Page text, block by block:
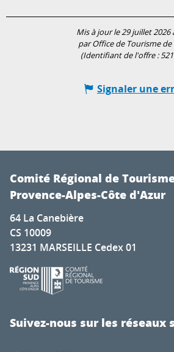
Mis à jour le 29 juillet 2026
par Office de Tourisme de
(Identifiant de l'offre :
Signaler une
Comité Régional de
Provence-Alpes-Côte d'Azur
64 La Canebière
CS 10009
13231 MARSEILLE Cedex 01
Suivez-nous sur les réseaux